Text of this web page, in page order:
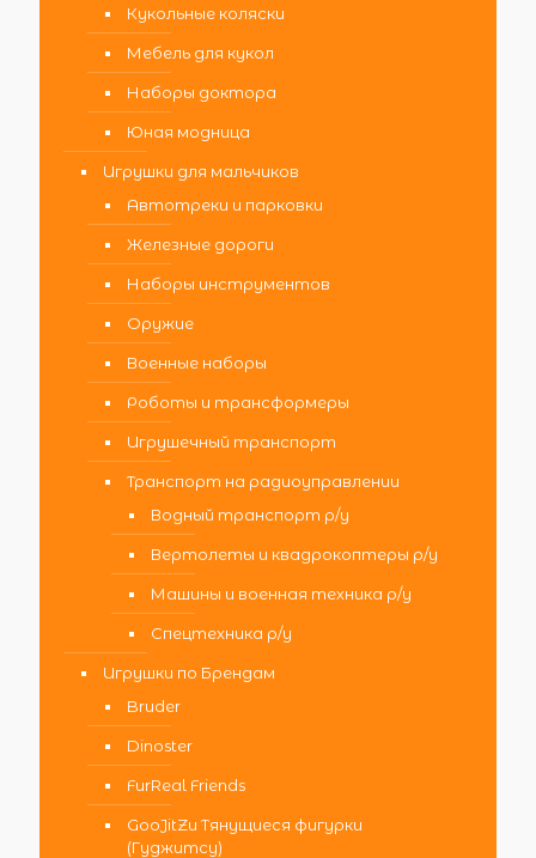
Кукольные коляски
Мебель для кукол
Наборы доктора
Юная модница
Игрушки для мальчиков
Автотреки и парковки
Железные дороги
Наборы инструментов
Оружие
Военные наборы
Роботы и трансформеры
Игрушечный транспорт
Транспорт на радиоуправлении
Водный транспорт р/у
Вертолеты и квадрокоптеры р/у
Машины и военная техника р/у
Спецтехника р/у
Игрушки по Брендам
Bruder
Dinoster
FurReal Friends
GooJitZu Тянущиеся фигурки
(Гуджитсу)